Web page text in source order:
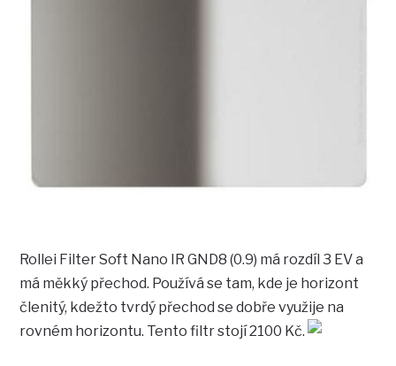
Rollei Filter Soft Nano IR GND8 (0.9) má rozdíl 3 EV a
má měkký přechod. Používá se tam, kde je horizont
členitý, kdežto tvrdý přechod se dobře využije na
rovném horizontu. Tento filtr stojí 2100 Kč.